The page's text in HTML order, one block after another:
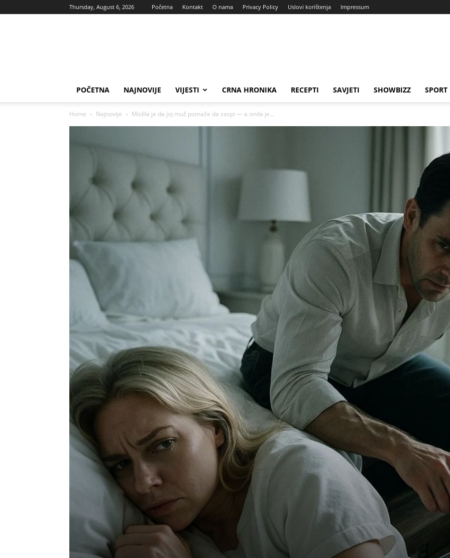
Thursday, August 6, 2026 Početna Kontakt O nama Privacy Policy Uslovi korištenja Impressum
POČETNA NAJNOVIJE VIJESTI CRNA HRONIKA RECEPTI SAVJETI SHOWBIZZ SPORT
Home Najnovije Mislila je da joj muž pomaže da zaspi — a onda je...